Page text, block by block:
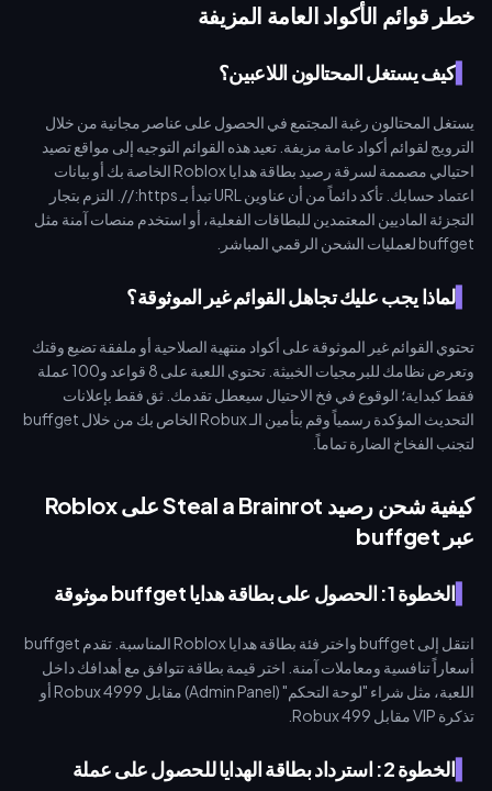
خطر قوائم الأكواد العامة المزيفة
كيف يستغل المحتالون اللاعبين؟
يستغل المحتالون رغبة المجتمع في الحصول على عناصر مجانية من خلال
الترويج لقوائم أكواد عامة مزيفة. تعيد هذه القوائم التوجيه إلى مواقع تصيد
احتيالي مصممة لسرقة رصيد بطاقة هدايا Roblox الخاصة بك أو بيانات
اعتماد حسابك. تأكد دائماً من أن عناوين URL تبدأ بـ https://. التزم بتجار
التجزئة الماديين المعتمدين للبطاقات الفعلية، أو استخدم منصات آمنة مثل
buffget لعمليات الشحن الرقمي المباشر.
لماذا يجب عليك تجاهل القوائم غير الموثوقة؟
تحتوي القوائم غير الموثوقة على أكواد منتهية الصلاحية أو ملفقة تضيع وقتك
وتعرض نظامك للبرمجيات الخبيثة. تحتوي اللعبة على 8 قواعد و100 عملة
فقط كبداية؛ الوقوع في فخ الاحتيال سيعطل تقدمك. ثق فقط بإعلانات
التحديث المؤكدة رسمياً وقم بتأمين الـ Robux الخاص بك من خلال buffget
لتجنب الفخاخ الضارة تماماً.
كيفية شحن رصيد Steal a Brainrot على Roblox
عبر buffget
الخطوة 1: الحصول على بطاقة هدايا buffget موثوقة
انتقل إلى buffget واختر فئة بطاقة هدايا Roblox المناسبة. تقدم buffget
أسعاراً تنافسية ومعاملات آمنة. اختر قيمة بطاقة تتوافق مع أهدافك داخل
اللعبة، مثل شراء "لوحة التحكم" (Admin Panel) مقابل 4999 Robux أو
تذكرة VIP مقابل 499 Robux.
الخطوة 2: استرداد بطاقة الهدايا للحصول على عملة